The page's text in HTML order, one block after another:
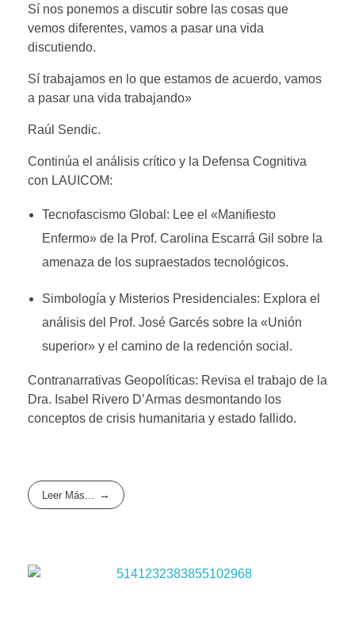
Sí nos ponemos a discutir sobre las cosas que
vemos diferentes, vamos a pasar una vida
discutiendo.
Sí trabajamos en lo que estamos de acuerdo, vamos
a pasar una vida trabajando»
Raúl Sendic.
Continúa el análisis crítico y la Defensa Cognitiva
con LAUICOM:
Tecnofascismo Global: Lee el «Manifiesto
Enfermo» de la Prof. Carolina Escarrá Gil sobre la
amenaza de los supraestados tecnológicos.
Simbología y Misterios Presidenciales: Explora el
análisis del Prof. José Garcés sobre la «Unión
superior» y el camino de la redención social.
Contranarrativas Geopolíticas: Revisa el trabajo de la
Dra. Isabel Rivero D’Armas desmontando los
conceptos de crisis humanitaria y estado fallido.
Leer Más...